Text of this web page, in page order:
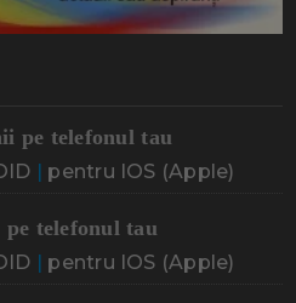
pe telefonul tau
| pentru IOS (Apple)
telefonul tau
| pentru IOS (Apple)